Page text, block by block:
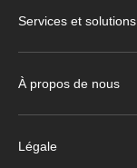
Services et solutions
À propos de nous
Légale